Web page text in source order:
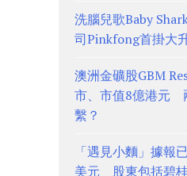
洗腦兒歌Baby
司Pinkfong首掛大
澳洲金礦股GBM
市、市值8億港元
繫？
「遇見小麵」據報
美元 股東包括碧